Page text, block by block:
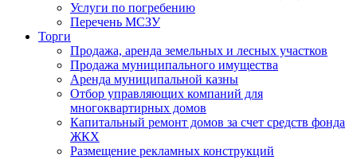
Услуги по погребению
Перечень МСЗУ
Торги
Продажа, аренда земельных и лесных участков
Продажа муниципального имущества
Аренда муниципальной казны
Отбор управляющих компаний для
многоквартирных домов
Капитальный ремонт домов за счет средств фонда
ЖКХ
Размещение рекламных конструкций